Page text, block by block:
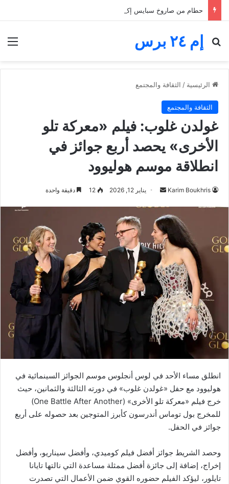
إم ٢٤ برس
بحث عن
الرئيسية / الثقافة والمجتمع
الثقافة والمجتمع
غولدن غلوب: فيلم «معركة تلو
الأخرى» يحصد أربع جوائز في
انطلاقة موسم هوليوود
Karim Boukhris
أرسل يناير 12, 2026 12 دقيقة واحدة
انطلق مساء الأحد في لوس أنجلوس موسم الجوائز السينمائية في
هوليوود مع حفل «غولدن غلوب» في دورته الثالثة والثمانين، حيث
خرج فيلم «معركة تلو الأخرى» (One Battle After Another)
للمخرج بول توماس أندرسون كأبرز المتوجين بعد حصوله على أربع
جوائز في الحفل.
وحصد الشريط جوائز أفضل فيلم كوميدي، وأفضل سيناريو، وأفضل
إخراج، إضافة إلى جائزة أفضل ممثلة مساعدة التي نالتها تايانا
تايلور، ليؤكد الفيلم حضوره القوي ضمن الأعمال التي تصدرت